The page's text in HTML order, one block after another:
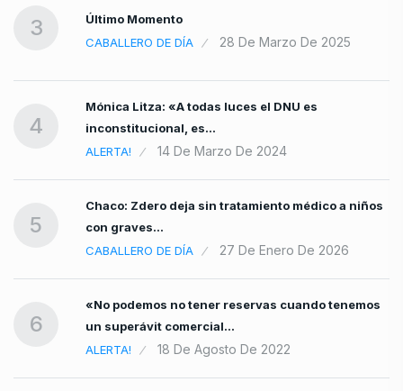
3
Último Momento
CABALLERO DE DÍA
28 De Marzo De 2025
4
Mónica Litza: «A todas luces el DNU es
inconstitucional, es…
ALERTA!
14 De Marzo De 2024
5
Chaco: Zdero deja sin tratamiento médico a niños
con graves…
CABALLERO DE DÍA
27 De Enero De 2026
6
«No podemos no tener reservas cuando tenemos
un superávit comercial…
ALERTA!
18 De Agosto De 2022